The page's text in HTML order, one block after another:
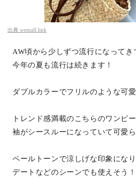
出典 wemall.link
AW頃から少しずつ流行になってき
今年の夏も流行は続きます！
ダブルカラーでフリルのような可
トレンド感満載のこちらのワンピー
袖がシースルーになっていて可愛
ペールトーンで涼しげな印象になり
デートなどのシーンでも使えそう！